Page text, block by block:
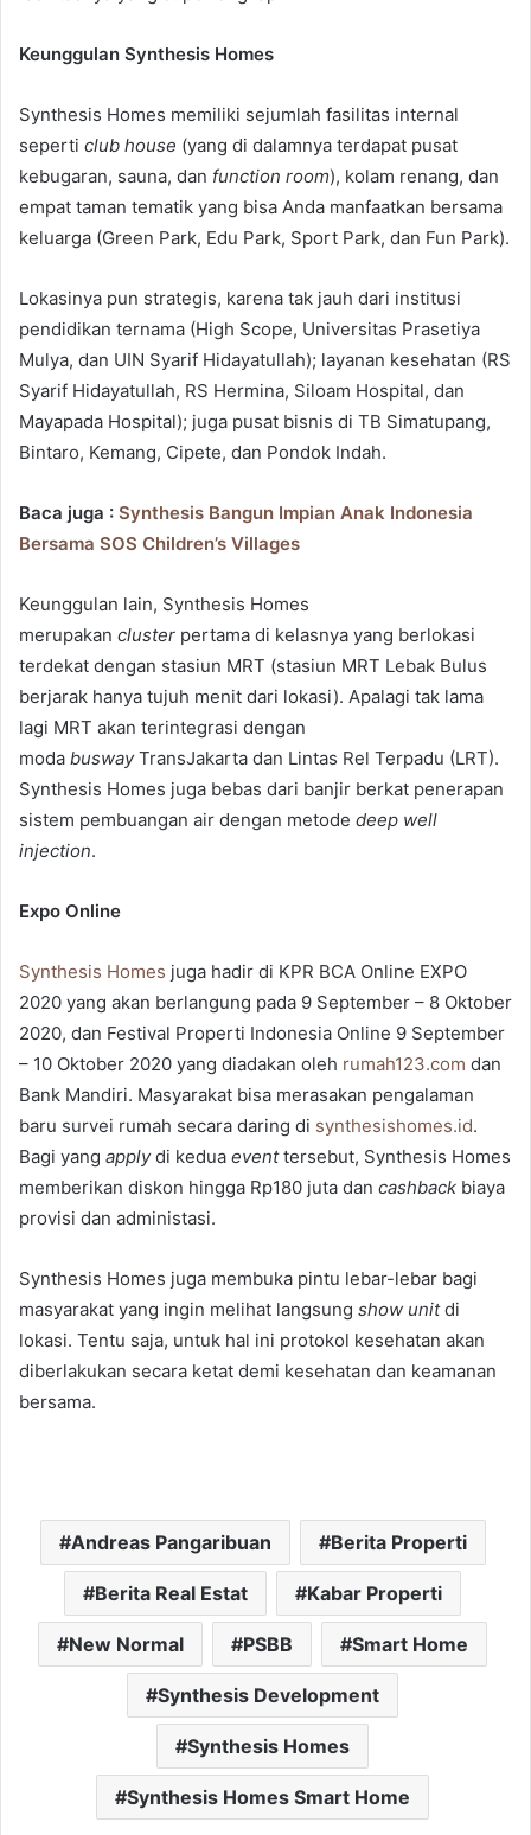
Keunggulan Synthesis Homes
Synthesis Homes memiliki sejumlah fasilitas internal
seperti club house (yang di dalamnya terdapat pusat
kebugaran, sauna, dan function room), kolam renang, dan
empat taman tematik yang bisa Anda manfaatkan bersama
keluarga (Green Park, Edu Park, Sport Park, dan Fun Park).
Lokasinya pun strategis, karena tak jauh dari institusi
pendidikan ternama (High Scope, Universitas Prasetiya
Mulya, dan UIN Syarif Hidayatullah); layanan kesehatan (RS
Syarif Hidayatullah, RS Hermina, Siloam Hospital, dan
Mayapada Hospital); juga pusat bisnis di TB Simatupang,
Bintaro, Kemang, Cipete, dan Pondok Indah.
Baca juga : Synthesis Bangun Impian Anak Indonesia
Bersama SOS Children’s Villages
Keunggulan lain, Synthesis Homes
merupakan cluster pertama di kelasnya yang berlokasi
terdekat dengan stasiun MRT (stasiun MRT Lebak Bulus
berjarak hanya tujuh menit dari lokasi). Apalagi tak lama
lagi MRT akan terintegrasi dengan
moda buswayTransJakarta dan Lintas Rel Terpadu (LRT).
Synthesis Homes juga bebas dari banjir berkat penerapan
sistem pembuangan air dengan metode deep well
injection.
Expo Online
Synthesis Homes juga hadir di KPR BCA Online EXPO
2020 yang akan berlangung pada 9 September – 8 Oktober
2020, dan Festival Properti Indonesia Online 9 September
– 10 Oktober 2020 yang diadakan oleh rumah123.com dan
Bank Mandiri. Masyarakat bisa merasakan pengalaman
baru survei rumah secara daring di synthesishomes.id.
Bagi yang applydi kedua eventtersebut, Synthesis Homes
memberikan diskon hingga Rp180 juta dan cashback biaya
provisi dan administasi.
Synthesis Homes juga membuka pintu lebar-lebar bagi
masyarakat yang ingin melihat langsung show unitdi
lokasi. Tentu saja, untuk hal ini protokol kesehatan akan
diberlakukan secara ketat demi kesehatan dan keamanan
bersama.
Andreas Pangaribuan Berita Properti
Berita Real Estat Kabar Properti
New Normal PSBB Smart Home
Synthesis Development
Synthesis Homes
Synthesis Homes Smart Home